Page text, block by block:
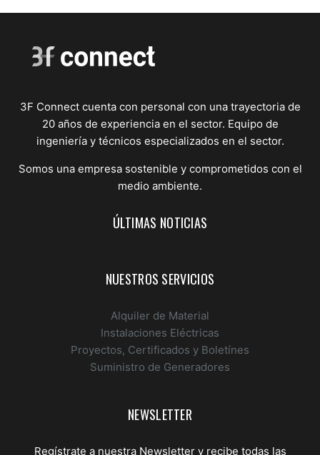
3F Connect cuenta con personal con una trayectoria de
20 años de experiencia en el sector. Equipo de
ingeniería y técnicos especializados en el sector.
Somos una empresa sostenible y comprometidos con el
medio ambiente.
ÚLTIMAS NOTICIAS
NUESTROS SERVICIOS
Alquiler de Material
Instalaciones Eléctricas
Proyectos, Certificados y Boletínes
Suministro de Generadores
NEWSLETTER
Regístrate a nuestra Newsletter y recibe todas las